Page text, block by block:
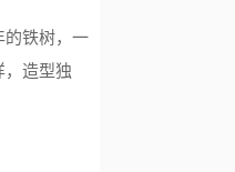
的铁树，一
，造型独